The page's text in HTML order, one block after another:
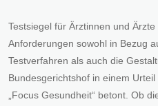
Testsiegel für Ärztinnen und
Anforderungen sowohl in Bezug
Testverfahren als auch die
Bundesgerichtshof in einem
„Focus Gesundheit“ betont. Ob